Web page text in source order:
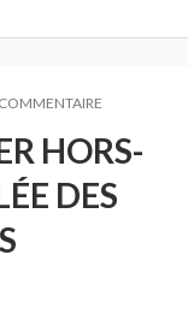
ET
MORTIMER
HORS-
TEXTE
HORS-
DES